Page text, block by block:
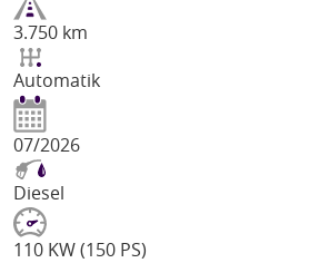
3.750 km
Automatik
07/2026
Diesel
110 KW (150 PS)